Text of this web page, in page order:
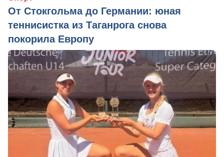
От Стокгольма до Германии: юная
теннисистка из Таганрога снова
покорила Европу